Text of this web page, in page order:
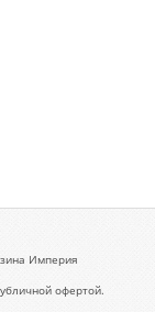
Империя
офертой.